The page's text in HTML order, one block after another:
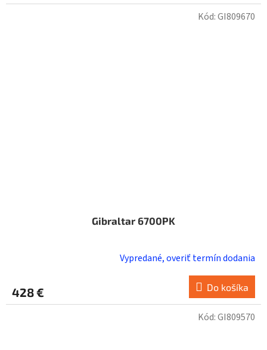
Gibraltar 6700PK
Vypredané, overiť termín dodania
428 € Do košíka
Kód:GI809670
Kód:GI809570